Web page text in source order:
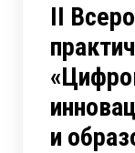
II
и